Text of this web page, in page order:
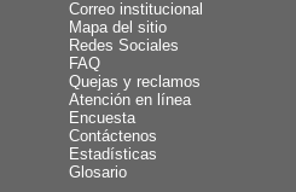
Correo institucional
Mapa del sitio
Redes Sociales
FAQ
Quejas y reclamos
Atención en línea
Encuesta
Contáctenos
Estadísticas
Glosario